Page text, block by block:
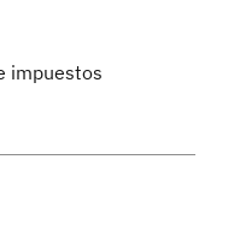
impuestos